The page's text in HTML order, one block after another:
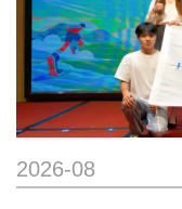
2026-08